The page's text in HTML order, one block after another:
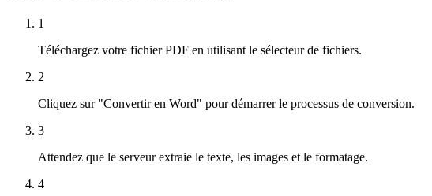
1
Téléchargez votre fichier PDF en utilisant le sélecteur de fichiers.
2
Cliquez sur "Convertir en Word" pour démarrer le processus de conversion.
3
Attendez que le serveur extraie le texte, les images et le formatage.
4